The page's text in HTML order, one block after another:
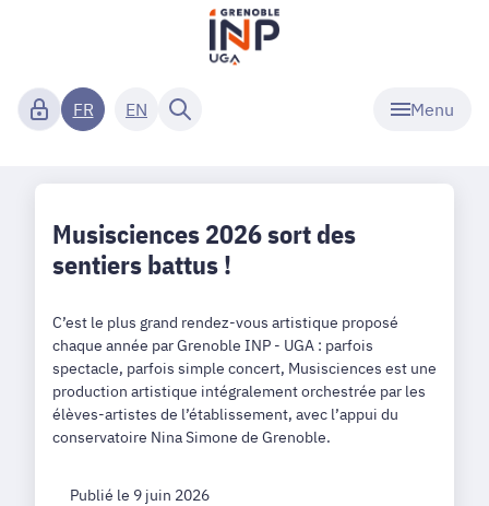
Menu
FR EN
Musisciences 2026 sort des
sentiers battus !
C’est le plus grand rendez-vous artistique proposé
chaque année par Grenoble INP - UGA : parfois
spectacle, parfois simple concert, Musisciences est une
production artistique intégralement orchestrée par les
élèves-artistes de l’établissement, avec l’appui du
conservatoire Nina Simone de Grenoble.
Publié le 9 juin 2026